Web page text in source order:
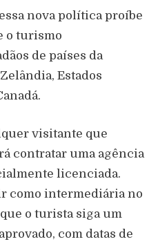
nova política proíbe
o turismo
de países da
Estados
visitante que
contratar uma agência
licenciada.
como intermediária no
o turista siga um
com datas de